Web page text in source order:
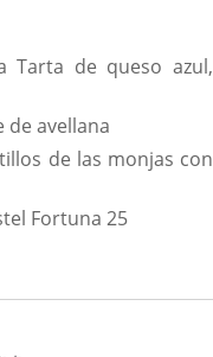
Tarta de queso azul,
de avellana
de las monjas con
Fortuna 25